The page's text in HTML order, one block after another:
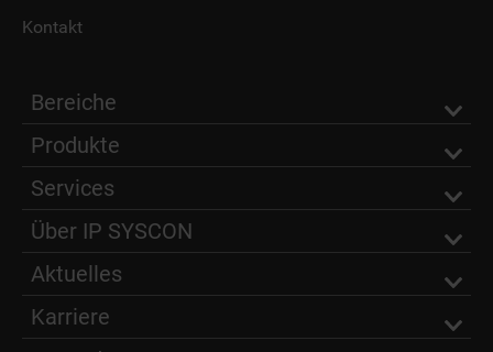
Kontakt
Bereiche
Produkte
Services
Über IP SYSCON
Aktuelles
Karriere